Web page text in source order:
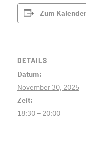
Zum
DETAILS
Datum:
November 30, 2025
Zeit:
18:30 – 20:00